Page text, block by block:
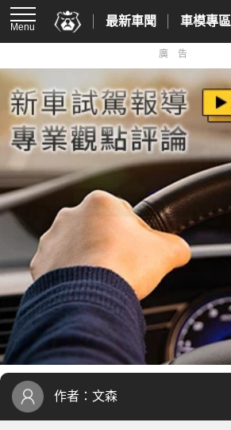
Menu 最新車聞 車模專區
廣告
作者： 文森